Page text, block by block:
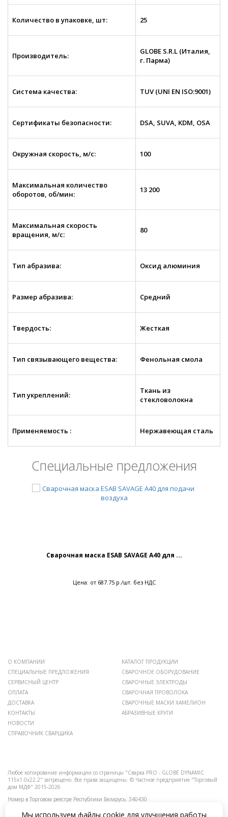
Количество в упаковке, шт: 25
Производитель:
GLOBE S.R.L (Италия,
г. Парма)
Система качества: TUV (UNI EN ISO:9001)
Сертификаты безопасности: DSA, SUVA, KDM, OSA
Окружная скорость, м/с: 100
Максимальная количество
оборотов, об/мин:
13 200
Максимальная скорость
вращения, м/с:
80
Тип абразива: Оксид алюминия
Размер абразива: Средний
Твердость: Жесткая
Тип связывающего вещества: Фенольная смола
Тип укреплений:
Ткань из
стекловолокна
Применяемость : Нержавеющая сталь
Специальные предложения
Сварочная маска ESAB SAVAGE A40 для ...
Цена: от 687.75 р./шт. без НДС
О КОМПАНИИ
СПЕЦИАЛЬНЫЕ ПРЕДЛОЖЕНИЯ
СЕРВИСНЫЙ ЦЕНТР
ОПЛАТА
ДОСТАВКА
КОНТАКТЫ
НОВОСТИ
СПРАВОЧНИК СВАРЩИКА
КАТАЛОГ ПРОДУКЦИИ
СВАРОЧНОЕ ОБОРУДОВАНИЕ
СВАРОЧНЫЕ ЭЛЕКТРОДЫ
СВАРОЧНАЯ ПРОВОЛОКА
СВАРОЧНЫЕ МАСКИ ХАМЕЛИОН
АБРАЗИВНЫЕ КРУГИ
Любое копирование информации со страницы "Сварка PRO - GLOBE DYNAMIC
115x1.0x22.2" запрещено. Все права защищены. © Частное предприятие "Торговый
дом МДФ" 2015-2026
Номер в Торговом реестре Республики Беларусь: 340430
Мы используем файлы cookie для улучшения работы